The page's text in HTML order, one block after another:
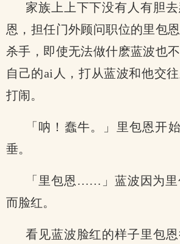
家族上上下下没有人有胆
恩，担任门外顾问职位的里包
杀手，即使无法做什麽蓝波也
自己的ai人，打从蓝波和他交
打闹。
「呐！蠢牛。」里包恩开
垂。
「里包恩……」蓝波因为
而脸红。
看见蓝波脸红的样子里包